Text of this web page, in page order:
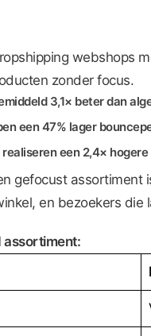
webshops
zonder focus.
3,1× beterdan
een47% lager
een 2,4×
gefocust
en bezoekers
assortiment: